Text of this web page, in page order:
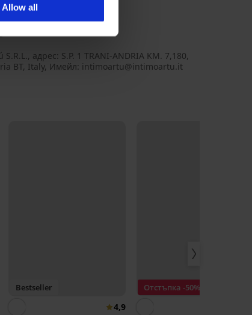
Allow all
полиестер
aдрес: S.P. 1 TRANI-ANDRIA KM. 7,180,
BT, Italy, Имейл: intimoartu@intimoartu.it
Bestseller
4,9
Отстъпка -50%